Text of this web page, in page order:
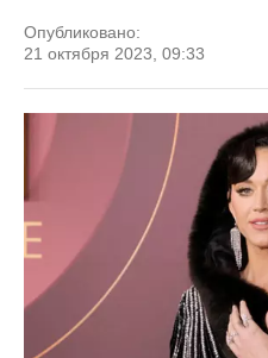
Опубликовано:
21 октября 2023, 09:33